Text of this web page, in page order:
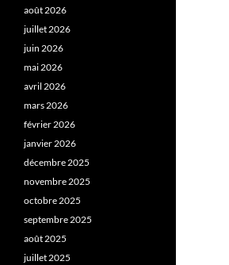
août 2026
juillet 2026
juin 2026
mai 2026
avril 2026
mars 2026
février 2026
janvier 2026
décembre 2025
novembre 2025
octobre 2025
septembre 2025
août 2025
juillet 2025